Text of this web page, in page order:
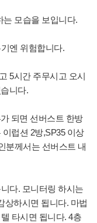
는 모습을 보입니다.
엔 위험합니다.
5시간 주무시고 오시
니다.
가 되면 선버스트 한방
이럽션 2방,SP35 이상
분께서는 선버스트 내
다. 모니터링 하시는
상하시면 됩니다. 마법
타시면 됩니다. 4층